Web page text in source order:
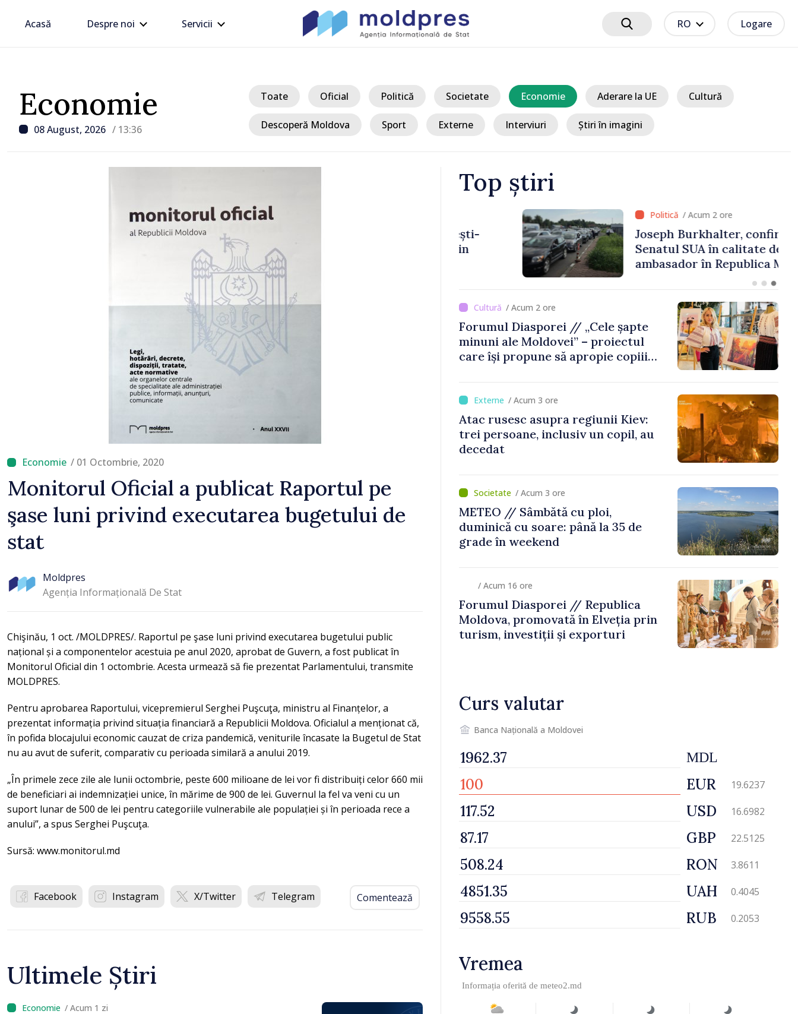
Acasă Despre noi Servicii RO Logare
Economie
08 August, 2026 / 13:36
Toate Oficial Politică Societate Economie Aderare la UE Cultură
Descoperă Moldova Sport Externe Interviuri Știri în imagini
/ 01 Octombrie, 2020
Monitorul Oficial a publicat Raportul pe
şase luni privind executarea bugetului de
stat
Moldpres
Agenția Informațională De Stat
Chişinău, 1 oct. /MOLDPRES/. Raportul pe şase luni privind executarea bugetului public
național și a componentelor acestuia pe anul 2020, aprobat de Guvern, a fost publicat în
Monitorul Oficial din 1 octombrie. Acesta urmează să fie prezentat Parlamentului, transmite
MOLDPRES.
Pentru aprobarea Raportului, vicepremierul Serghei Puşcuţa, ministru al Finanțelor, a
prezentat informația privind situația financiară a Republicii Moldova. Oficialul a menționat că,
în pofida blocajului economic cauzat de criza pandemică, veniturile încasate la Bugetul de Stat
nu au avut de suferit, comparativ cu perioada similară a anului 2019.
„În primele zece zile ale lunii octombrie, peste 600 milioane de lei vor fi distribuiți celor 660 mii
de beneficiari ai indemnizației unice, în mărime de 900 de lei. Guvernul la fel va veni cu un
suport lunar de 500 de lei pentru categoriile vulnerabile ale populației și în perioada rece a
anului”, a spus Serghei Puşcuţa.
Sursă: www.monitorul.md
Facebook Instagram X/Twitter Telegram Comentează
Ultimele Știri
/ Acum 1 zi
Top știri
/ Acum 2 ore
Trafic intens PTF Giurgiulești-
Galați, pe sensul de ieșire din
Republica Moldova
/ Acum 2 ore
Joseph Burkhalter, confirmat de
Senatul SUA în calitate de viitor
ambasador în Republica Moldova
/ Acum 2 ore
Forumul Diasporei // „Cele șapte
minuni ale Moldovei” – proiectul
care își propune să apropie copiii
/ Acum 3 ore
Atac rusesc asupra regiunii Kiev:
trei persoane, inclusiv un copil, au
decedat
/ Acum 3 ore
METEO // Sâmbătă cu ploi,
duminică cu soare: până la 35 de
grade în weekend
/ Acum 16 ore
Forumul Diasporei // Republica
Moldova, promovată în Elveția prin
turism, investiții și exporturi
Curs valutar
Banca Națională a Moldovei
MDL
EUR 19.6237
USD 16.6982
GBP 22.5125
RON 3.8611
UAH 0.4045
RUB 0.2053
Vremea
Informația oferită de meteo2.md